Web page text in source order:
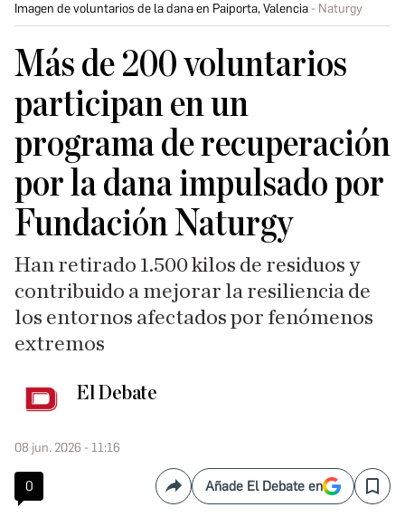
Imagen de voluntarios de la dana en Paiporta, Valencia Naturgy
Más de 200 voluntarios
participan en un
programa de recuperación
por la dana impulsado por
Fundación Naturgy
Han retirado 1.500 kilos de residuos y
contribuido a mejorar la resiliencia de
los entornos afectados por fenómenos
extremos
El Debate
08 jun. 2026 - 11:16
0 CompartirAñade El Debate en Save